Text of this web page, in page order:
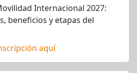
Internacional 2027:
beneficios y etapas del
aquí